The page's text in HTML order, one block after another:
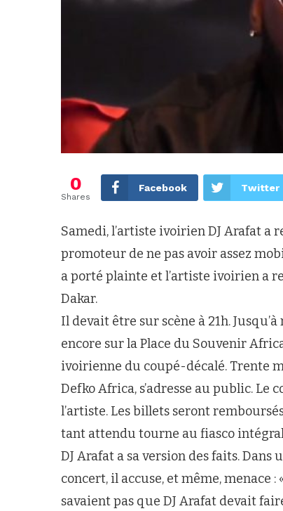
0
Shares
Facebook Twitter
Samedi, l’artiste ivoirien DJ Arafat a
promoteur de ne pas avoir assez
a porté plainte et l’artiste ivoirien a
Dakar.
Il devait être sur scène à 21h.
encore sur la Place du Souvenir
ivoirienne du coupé-décalé. Trente
Defko Africa, s’adresse au public. Le
l’artiste. Les billets seront
tant attendu tourne au fiasco
DJ Arafat a sa version des faits.
concert, il accuse, et même, menace
savaient pas que DJ Arafat devait